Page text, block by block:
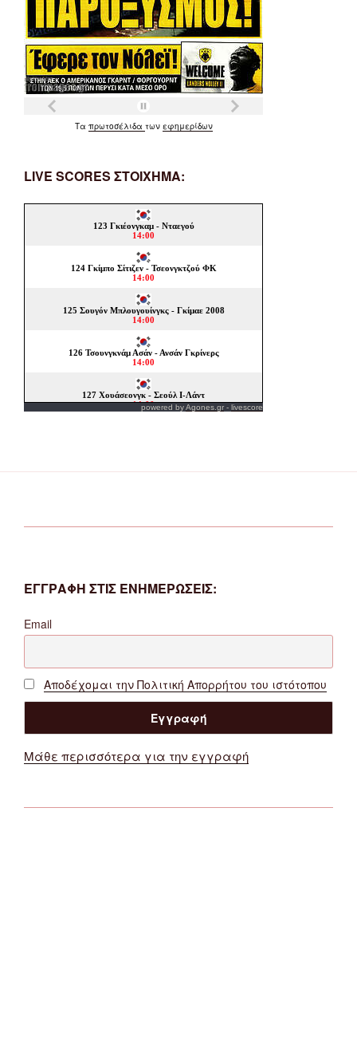
Τα πρωτοσέλιδα των εφημερίδων
LIVE SCORES ΣΤΟΙΧΗΜΑ:
powered byAgones.gr - livescore
ΕΓΓΡΑΦΗ ΣΤΙΣ ΕΝΗΜΕΡΩΣΕΙΣ:
Email
Αποδέχομαι την Πολιτική Απορρήτου του ιστότοπου
Μάθε περισσότερα για την εγγραφή